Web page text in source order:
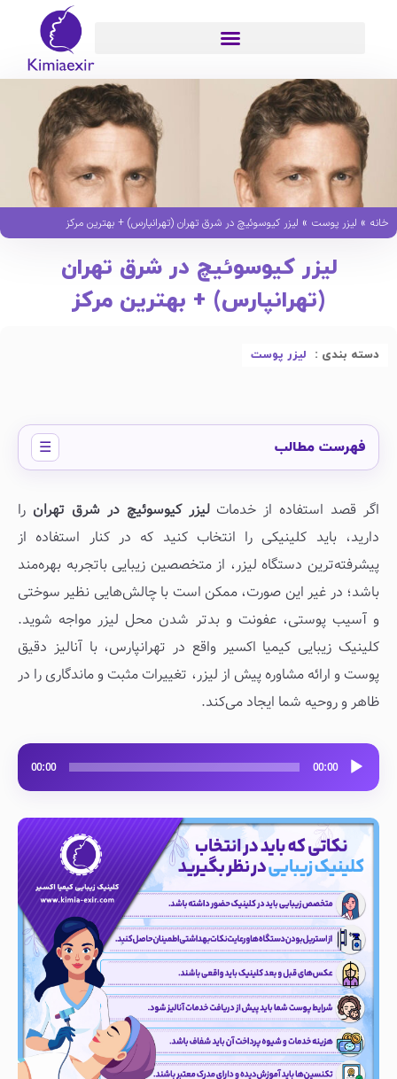
خانه » لیزر پوست » لیزر کیوسوئیچ در شرق تهران (تهرانپارس) + بهترین مرکز
لیزر کیوسوئیچ در شرق تهران
(تهرانپارس) + بهترین مرکز
دسته بندی : لیزر پوست
فهرست مطالب
اگر قصد استفاده از خدمات لیزر کیوسوئیچ در شرق تهران را
دارید، باید کلینیکی را انتخاب کنید که در کنار استفاده از
پیشرفته‌ترین دستگاه لیزر، از متخصصین زیبایی باتجربه بهره‌مند
باشد؛ در غیر این صورت، ممکن است با چالش‌هایی نظیر سوختی
و آسیب پوستی، عفونت و بدتر شدن محل لیزر مواجه شوید.
کلینیک زیبایی کیمیا اکسیر واقع در تهرانپارس، با آنالیز دقیق
پوست و ارائه مشاوره پیش از لیزر، تغییرات مثبت و ماندگاری را در
ظاهر و روحیه شما ایجاد می‌کند.
پخش‌کننده
صوت
00:00
00:00